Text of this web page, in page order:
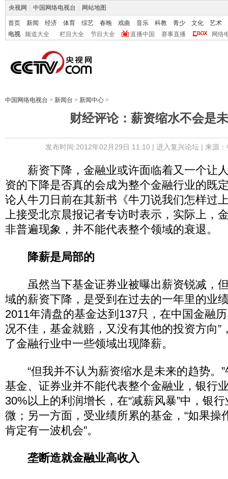
央视网 中国网络电视台 网站地图
首页 新闻 经济 体育 综艺 春晚 戏曲 音乐 科教 青少 文化
艺术
电视
频道大全 栏目大全 节目大全 直播中国 赛事直播 网络
中国网络电视台 > 新闻台 > 新闻中心 >
财经评论：薪资缩水不会是
发布时间:2012年02月29日 11:10 | 进入复兴论坛| 来源
薪资下降，金融业或许面临着又一个让
资的下降是否真的会成为整个金融行业的既
论人牛刀日前在其新书《牛刀说我们怎样过
上接受北京晨报记者专访时表示，实际上，
非普遍现象，并不能代表整个领域的衰退。
降薪是局部的
虽然当下基金证券业被曝出薪资锐减，
域的薪资下降，是受到在过去的一年里的业
2011年清盘的基金达到137只，在中国金融
况不佳，基金就赔，又没有其他的投资方向”
了金融行业中一些领域出现降薪。
“但我并不认为薪资缩水是未来的趋势。”
基金、证券业并不能代表整个金融业，银行
30%以上的利润增长，在“减薪风暴”中，银
微；另一方面，受业绩所累的基金，“如果操
肯定有一波机会”。
垄断造就金融业高收入